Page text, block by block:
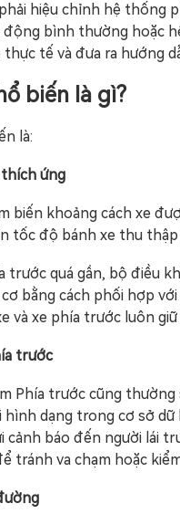
hiệu chỉnh hệ thống
bình thường hoặc
tế và đưa ra hướng
biến là gì?
là:
ứng
biến khoảng cách xe
tốc độ bánh xe thu
trước quá gần, bộ điều
bằng cách phối hợp
và xe phía trước luôn
trước
Phía trước cũng
hình dạng trong cơ sở
cảnh báo đến người lái
tránh va chạm hoặc